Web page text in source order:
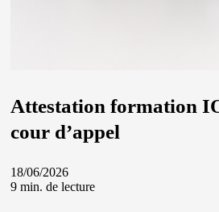
Attestation formation
cour d’appel
18/06/2026
9 min. de lecture